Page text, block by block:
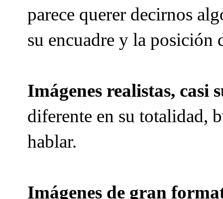
parece querer decirnos
su encuadre y la posición
Imágenes realistas, casi
diferente en su totalidad,
hablar.
Imágenes de gran